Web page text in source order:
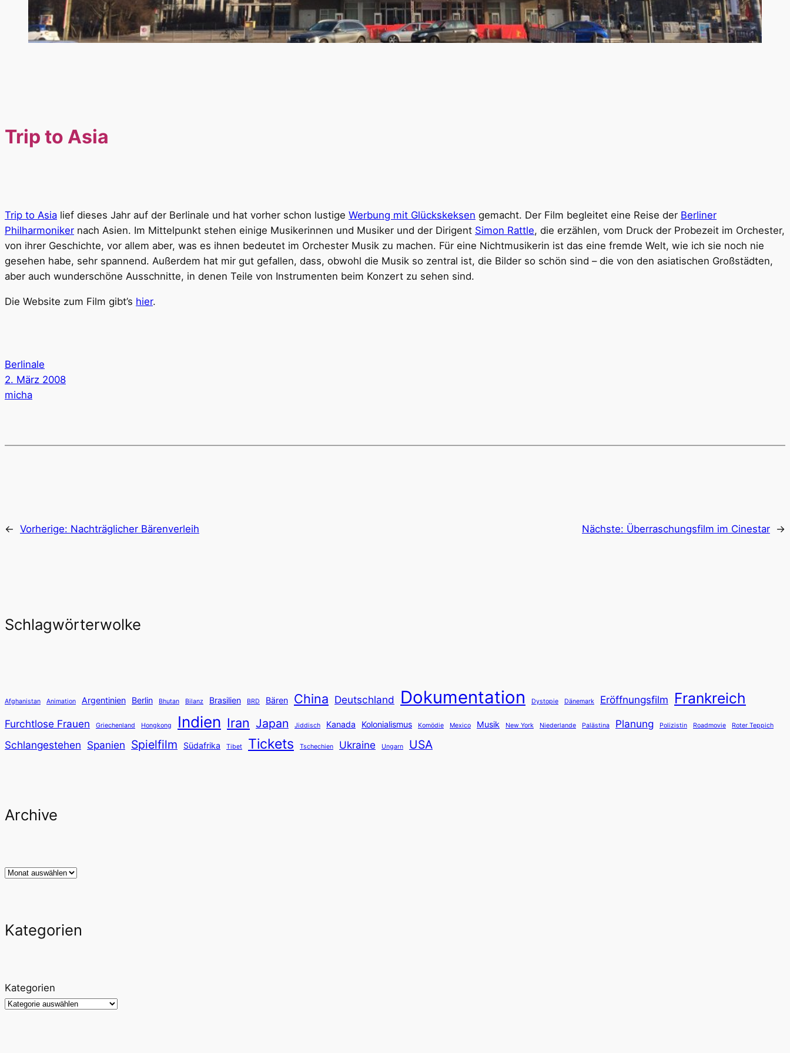
Trip to Asia
Trip to Asia lief dieses Jahr auf der Berlinale und hat vorher schon lustige Werbung mit Glückskeksen gemacht. Der Film begleitet eine Reise der Berliner
Philharmoniker nach Asien. Im Mittelpunkt stehen einige Musikerinnen und Musiker und der Dirigent Simon Rattle, die erzählen, vom Druck der Probezeit im Orchester,
von ihrer Geschichte, vor allem aber, was es ihnen bedeutet im Orchester Musik zu machen. Für eine Nichtmusikerin ist das eine fremde Welt, wie ich sie noch nie
gesehen habe, sehr spannend. Außerdem hat mir gut gefallen, dass, obwohl die Musik so zentral ist, die Bilder so schön sind – die von den asiatischen Großstädten,
aber auch wunderschöne Ausschnitte, in denen Teile von Instrumenten beim Konzert zu sehen sind.
Die Website zum Film gibt’s hier.
Berlinale
2. März 2008
micha
← Vorherige: Nachträglicher Bärenverleih Nächste: Überraschungsfilm im Cinestar →
Schlagwörterwolke
Afghanistan Animation Argentinien Berlin Bhutan Bilanz Brasilien BRD Bären China Deutschland Dokumentation Dystopie Dänemark Eröffnungsfilm Frankreich
Furchtlose Frauen Griechenland Hongkong Indien Iran Japan Jiddisch Kanada Kolonialismus Komödie Mexico Musik New York Niederlande Palästina Planung Polizistin Roadmovie Roter Teppich
Schlangestehen Spanien Spielfilm Südafrika Tibet Tickets Tschechien Ukraine Ungarn USA
Archive
Archiv
Kategorien
Kategorien